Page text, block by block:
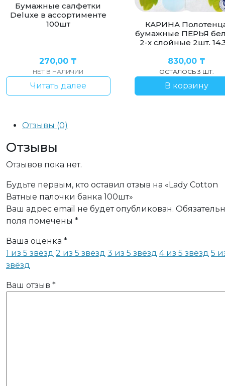
Отзывы (0)
Отзывы
Отзывов пока нет.
Будьте первым, кто оставил отзыв на «Lady Cotton
Ватные палочки банка 100шт»
Ваш адрес email не будет опубликован.
поля помечены *
Ваша оценка *
1 из 5 звёзд 2 из 5 звёзд 3 из 5 звёзд 4 из 5 звёзд 5
звёзд
Ваш отзыв *
Бумажные салфетки
Deluxe в ассортименте
100шт
270,00 ₸
НЕТ В НАЛИЧИИ
Читать далее
КАРИНА
бумажные ПЕРЬЯ
2-х слойные 2шт.
830,00 ₸
ОСТАЛОСЬ 3 ШТ.
В корзину